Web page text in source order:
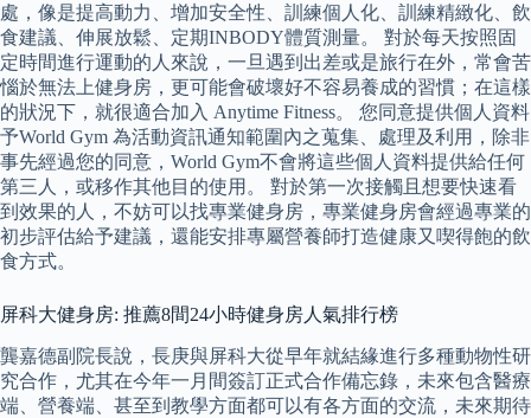
處，像是提高動力、增加安全性、訓練個人化、訓練精緻化、飲
食建議、伸展放鬆、定期INBODY體質測量。 對於每天按照固
定時間進行運動的人來說，一旦遇到出差或是旅行在外，常會苦
惱於無法上健身房，更可能會破壞好不容易養成的習慣；在這樣
的狀況下，就很適合加入 Anytime Fitness。 您同意提供個人資料
予World Gym 為活動資訊通知範圍內之蒐集、處理及利用，除非
事先經過您的同意，World Gym不會將這些個人資料提供給任何
第三人，或移作其他目的使用。 對於第一次接觸且想要快速看
到效果的人，不妨可以找專業健身房，專業健身房會經過專業的
初步評估給予建議，還能安排專屬營養師打造健康又喫得飽的飲
食方式。
屏科大健身房: 推薦8間24小時健身房人氣排行榜
龔嘉德副院長說，長庚與屏科大從早年就結緣進行多種動物性研
究合作，尤其在今年一月間簽訂正式合作備忘錄，未來包含醫療
端、營養端、甚至到教學方面都可以有各方面的交流，未來期待